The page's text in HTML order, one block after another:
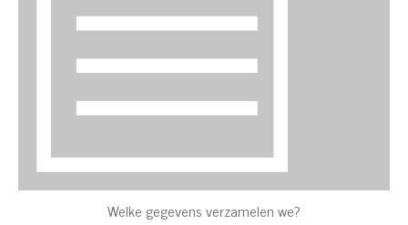
Welke gegevens verzamelen we?